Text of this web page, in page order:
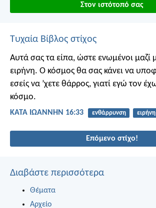
Στον ιστότοπό σας
Τυχαία Βίβλος στίχος
Αυτά σας τα είπα, ώστε ενωμένοι μαζί
ειρήνη. Ο κόσμος θα σας κάνει να
εσείς να ’χετε θάρρος, γιατί εγώ τον
κόσμο.
ΚΑΤΑ ΙΩΑΝΝΗΝ 16:33 ενθάρρυνση ειρήνη
Επόμενο στίχο!
Διαβάστε περισσότερα
Θέματα
Αρχείο